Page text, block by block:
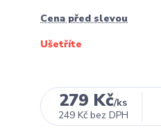
Cena před slevou
Ušetříte
279 Kč/ks
249 Kč bez DPH